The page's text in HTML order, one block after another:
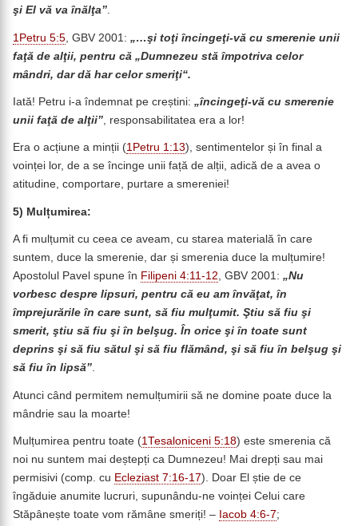
şi El vă va înălţa”.
1Petru 5:5 , GBV 2001: „…şi toţi încingeţi-vă cu smerenie unii
faţă de alţii, pentru că „Dumnezeu stă împotriva celor
mândri, dar dă har celor smeriţi“.
Iată! Petru i-a îndemnat pe creștini: „încingeţi-vă cu smerenie
unii faţă de alţii” , responsabilitatea era a lor!
Era o acțiune a minții (1Petru 1:13), sentimentelor și în final a
voinței lor, de a se încinge unii față de alții, adică de a avea o
atitudine, comportare, purtare a smereniei!
5) Mulțumirea:
A fi mulțumit cu ceea ce aveam, cu starea materială în care
suntem, duce la smerenie, dar și smerenia duce la mulțumire!
Apostolul Pavel spune în Filipeni 4:11-12, GBV 2001: „Nu
vorbesc despre lipsuri, pentru că eu am învăţat, în
împrejurările în care sunt, să fiu mulţumit. Ştiu să fiu şi
smerit, ştiu să fiu şi în belşug. În orice şi în toate sunt
deprins şi să fiu sătul şi să fiu flămând, şi să fiu în belşug şi
să fiu în lipsă”.
Atunci când permitem nemulțumirii să ne domine poate duce la
mândrie sau la moarte!
Mulțumirea pentru toate (1Tesaloniceni 5:18) este smerenia că
noi nu suntem mai deștepți ca Dumnezeu! Mai drepți sau mai
permisivi (comp. cu Ecleziast 7:16-17). Doar El știe de ce
îngăduie anumite lucruri, supunându-ne voinței Celui care
Stăpânește toate vom rămâne smeriți! – Iacob 4:6-7;